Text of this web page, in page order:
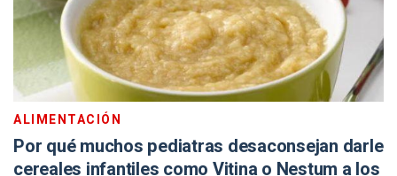
ALIMENTACIÓN
Por qué muchos pediatras desaconsejan darle
cereales infantiles como Vitina o Nestum a los